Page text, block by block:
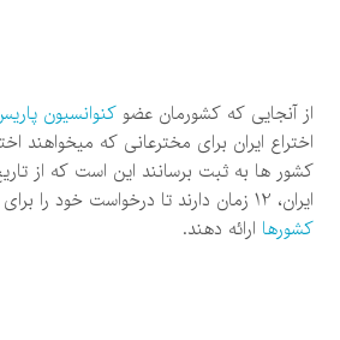
از آنجایی که کشورمان عضوکنوانسیون
اختراع ایران برای مخترعانی که میخواهند
کشور ها به ثبت برسانند این است که از
ایران، 12 زمان دارند تا درخواست خود را برای
کشورها ارائه دهند.